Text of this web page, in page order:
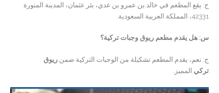
ج: يقع المطعم في خالد بن عمرو بن عدي، بئر عثمان، المدينة المنورة
42331، المملكة العربية السعودية.
س: هل يقدم مطعم ريوق وجبات تركية؟
ج: نعم، يقدم المطعم تشكيلة من الوجبات التركية ضمنريوق
تركي المميز.